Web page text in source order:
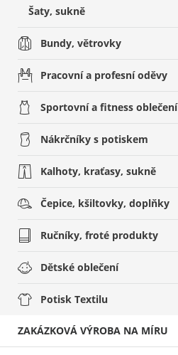
Šaty, sukně
Bundy, větrovky
Pracovní a profesní oděvy
Sportovní a fitness oblečení
Nákrčníky s potiskem
Kalhoty, kraťasy, sukně
Čepice, kšiltovky, doplňky
Ručníky, froté produkty
Dětské oblečení
Potisk Textilu
ZAKÁZKOVÁ VÝROBA NA MÍRU